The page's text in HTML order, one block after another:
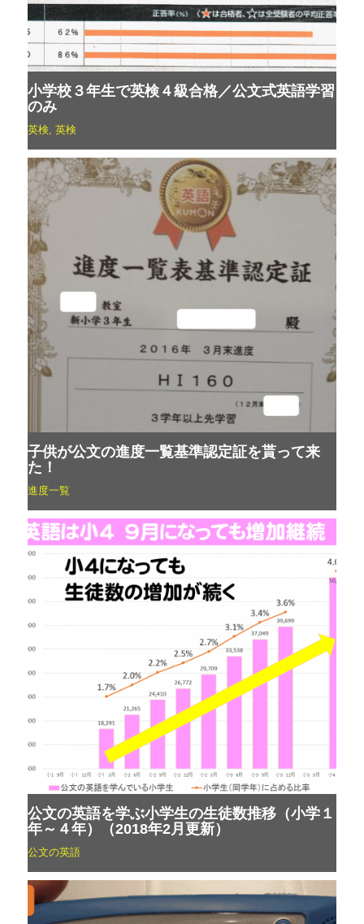
小学校３年生で英検４級合格／公文式英語学習
のみ
英検 英検
子供が公文の進度一覧基準認定証を貰って来
た！
進度一覧
公文の英語を学ぶ小学生の生徒数推移（小学１
年～４年）（2018年2月更新）
公文の英語